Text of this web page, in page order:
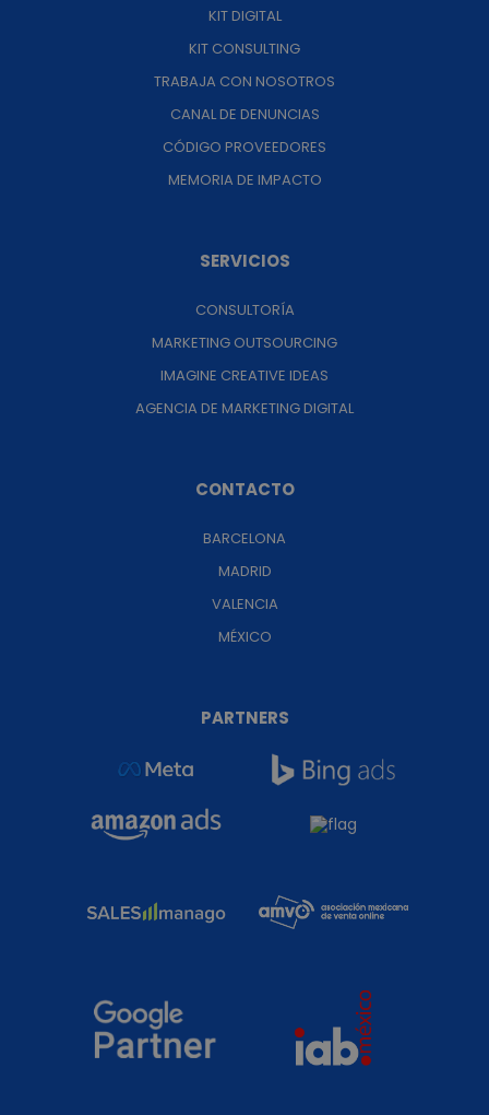
KIT DIGITAL
KIT CONSULTING
TRABAJA CON NOSOTROS
CANAL DE DENUNCIAS
CÓDIGO PROVEEDORES
MEMORIA DE IMPACTO
SERVICIOS
CONSULTORÍA
MARKETING OUTSOURCING
IMAGINE CREATIVE IDEAS
AGENCIA DE MARKETING DIGITAL
CONTACTO
BARCELONA
MADRID
VALENCIA
MÉXICO
PARTNERS